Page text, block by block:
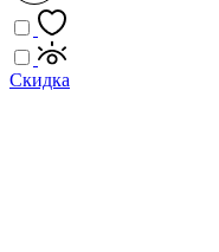
Скидка